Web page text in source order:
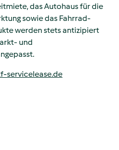
das Autohaus für die
sowie das Fahrrad-
werden stets antizipiert
und
servicelease.de